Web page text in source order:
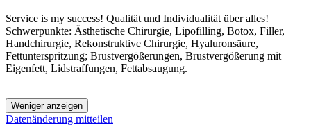
Service is my success! Qualität und Individualität über alles!
Schwerpunkte: Ästhetische Chirurgie, Lipofilling, Botox, Filler,
Handchirurgie, Rekonstruktive Chirurgie, Hyaluronsäure,
Fettunterspritzung; Brustvergößerungen, Brustvergößerung mit
Eigenfett, Lidstraffungen, Fettabsaugung.
Weniger anzeigen
Datenänderung mitteilen